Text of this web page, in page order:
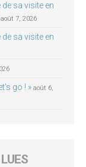
sa visite en
août 7, 2026
sa visite en
go ! » août 6,